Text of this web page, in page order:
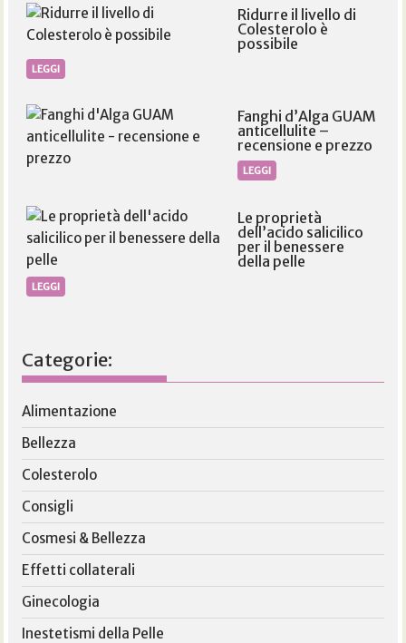
Ridurre il livello di
Colesterolo è
possibile
LEGGI
Fanghi d’Alga GUAM
anticellulite –
recensione e prezzo
LEGGI
Le proprietà
dell’acido salicilico
per il benessere
della pelle
LEGGI
Categorie:
Alimentazione
Bellezza
Colesterolo
Consigli
Cosmesi & Bellezza
Effetti collaterali
Ginecologia
Inestetismi della Pelle